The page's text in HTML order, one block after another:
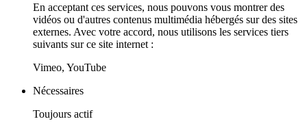
En acceptant ces services, nous pouvons vous montrer des
vidéos ou d'autres contenus multimédia hébergés sur des sites
externes. Avec votre accord, nous utilisons les services tiers
suivants sur ce site internet :
Vimeo, YouTube
Nécessaires
Toujours actif